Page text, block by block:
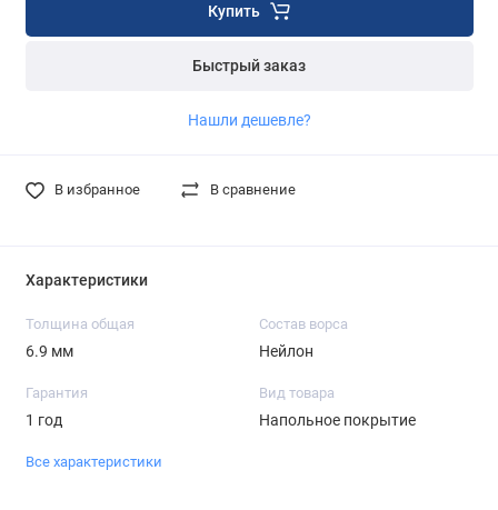
Купить
Быстрый заказ
Нашли дешевле?
В избранное В сравнение
Характеристики
Толщина общая
6.9 мм
Состав ворса
Нейлон
Гарантия
1 год
Вид товара
Напольное покрытие
Все характеристики